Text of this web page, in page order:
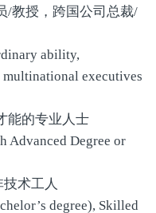
/教授，跨国公司总裁/
ability,
multinational executives
能的专业人士
Advanced Degree or
术工人
degree), Skilled